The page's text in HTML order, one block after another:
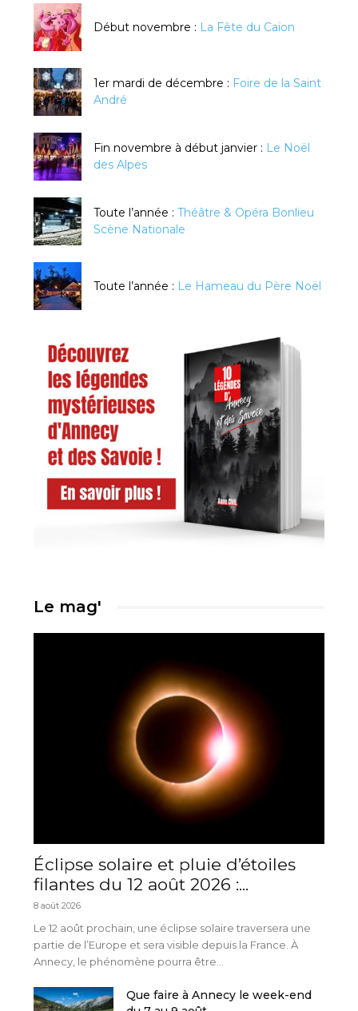
Début novembre : La Fête du Caïon
1er mardi de décembre : Foire de la Saint
André
Fin novembre à début janvier : Le Noël
des Alpes
Toute l’année : Théâtre & Opéra Bonlieu
Scène Nationale
Toute l’année : Le Hameau du Père Noël
Le mag'
Éclipse solaire et pluie d’étoiles
filantes du 12 août 2026 :...
8 août 2026
Le 12 août prochain, une éclipse solaire traversera une
partie de l’Europe et sera visible depuis la France. À
Annecy, le phénomène pourra être...
Que faire à Annecy le week-end